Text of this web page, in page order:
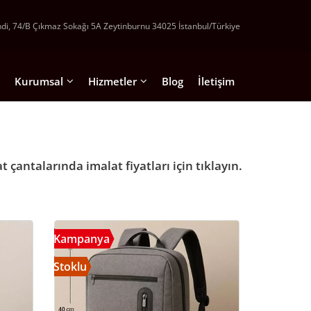
74/B Çıkmaz Sokağı 5A Zeytinburnu 34025 İstanbul/Türkiye
Sırt Çantaları
Çantaları
Çantalar
Kurumsal Hizmetler
Promosyon Sırt Çantası imalatı
Çanta İmalatı
Ham bez Çanta İmalatı ve satışı
Blog İletişim
çantalarında imalat fiyatları için tıklayın.
A2030 Gri a2300 gri
Kampanya
Stoklu